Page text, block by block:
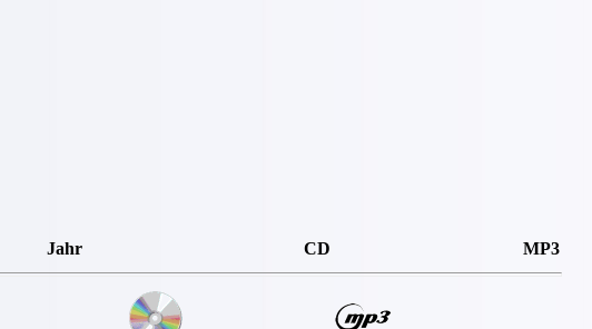
Jahr CD MP3